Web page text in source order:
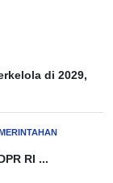
di 2029,
RI ...